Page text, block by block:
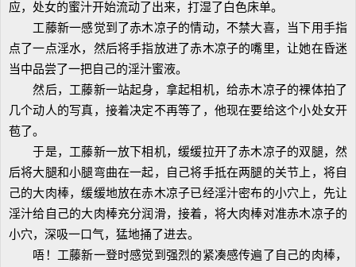
应，处女的蜜汁开始流动了出来，打湿了白色床单。
工藤新一感觉到了赤木凉子的情动，不禁大喜，当下用手指
点了一点淫水，然后将手指放进了赤木凉子的嘴里，让她在昏迷
当中品尝了一把自己的淫汁蜜液。
然后，工藤新一站起身，拿起相机，给赤木凉子的裸体拍了
几个动人的写真，接着决定不再等了，他现在要给这个小处女开
苞了。
于是，工藤新一放下相机，缓缓拉开了赤木凉子的双腿，然
后将大腿和小腿弯曲在一起，自己将手抵在两腿的关节上，将自
己的大肉棒，缓缓地放在赤木凉子已经淫汁密布的小穴上，先让
淫汁给自己的大肉棒充分润滑，接着，将大肉棒对准赤木凉子的
小穴，深吸一口气，猛地捅了进去。
唔！工藤新一登时感觉到强烈的紧凑感传遍了自己的肉棒，